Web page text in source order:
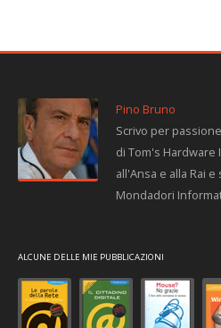
Pino Bruno
Scrivo per
di Tom's Hardware
all'Ansa e alla Rai
Mondadori
ALCUNE DELLE MIE PUBBLICAZIONI